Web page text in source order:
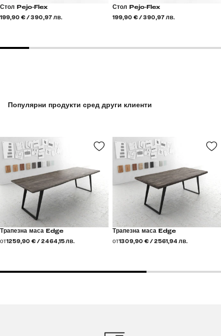
Популярни продукти сред други клиенти
Трапезна маса Edge
от1259,90 € / 2464,15 лв.
Трапезна маса Edge
от1309,90 € / 2561,94 лв.
Стол Pejo-Flex
199,90 € / 390,97 лв.
Стол Pejo-Flex
199,90 € / 390,97 лв.